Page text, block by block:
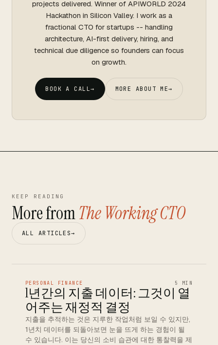
projects delivered. Winner of APIWORLD 2024
Hackathon in Silicon Valley. I work as a
fractional CTO for startups -- handling
architecture, AI-first delivery, hiring, and
technical due diligence so founders can focus
on growth.
BOOK A CALL→ MORE ABOUT ME→
KEEP READING
More fromThe Working CTO
ALL ARTICLES→
PERSONAL FINANCE 5 MIN
1년간의 지출 데이터: 그것이 열
어주는 재정적 결정
지출을 추적하는 것은 지루한 작업처럼 보일 수 있지만,
1년치 데이터를 되돌아보면 눈을 뜨게 하는 경험이 될
수 있습니다. 이는 당신의 소비 습관에 대한 통찰력을 제